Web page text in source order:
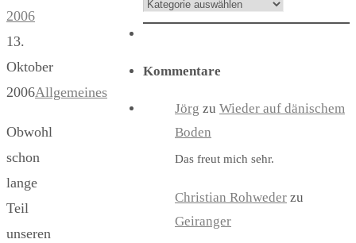
2006
13.
Oktober
2006Allgemeines
Obwohl
schon
lange
Teil
unseren
Kommentare
Jörg zu Wieder auf dänischem
Boden
Das freut mich sehr.
Christian Rohweder zu
Geiranger